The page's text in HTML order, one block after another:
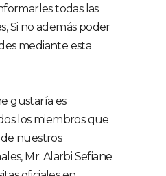
todas las
Si no además poder
mediante esta
gustaría es
los miembros que
nuestros
Mr. Alarbi Sefiane